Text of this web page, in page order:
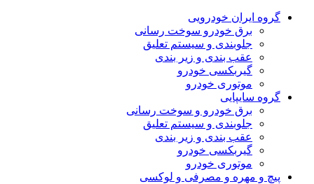
گروه ایران خودرویی
برق خودرو سوخت رسانی
جلوبندی و سیستم تعلیق
عقب بندی و زیر بندی
گیربکسی خودرو
موتوری خودرو
گروه سایپایی
برق خودرو و سوخت رسانی
جلوبندی و سیستم تعلیق
عقب بندی و زیر بندی
گیربکسی خودرو
موتوری خودرو
پیچ و مهره و مصرفی و لوکسی